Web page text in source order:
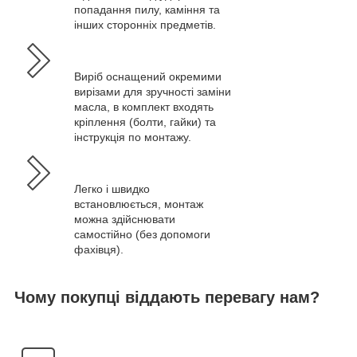
попадання пилу, каміння та
інших сторонніх предметів.
Виріб оснащений окремими
вирізами для зручності заміни
масла, в комплект входять
кріплення (болти, гайки) та
інструкція по монтажу.
Легко і швидко
встановлюється, монтаж
можна здійснювати
самостійно (без допомоги
фахівця).
Чому покупці віддають перевагу нам?